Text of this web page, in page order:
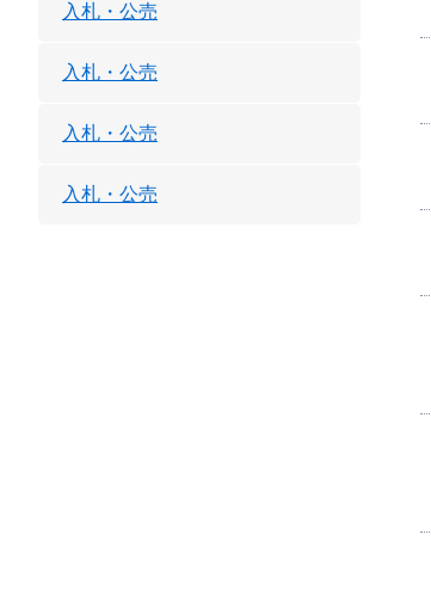
入札・公売
入札・公売
入札・公売
入札・公売